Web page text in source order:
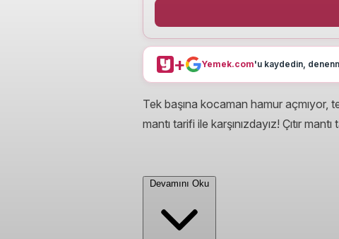
+ Yemek.com'u kaydedin,
Tek başına kocaman hamur açmıyor,
mantı tarifi ile karşınızdayız! Çıtır
Devamını Oku